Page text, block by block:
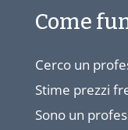
Come
Cerco un
Stime prezzi
Sono un